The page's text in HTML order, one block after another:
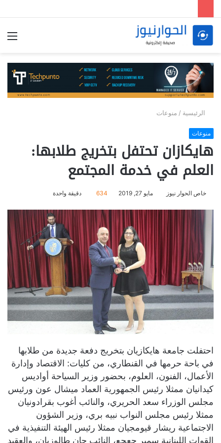
الرئيسية / منوعات
منوعات
هايكازان تحتفل بتخريج طلابها:
العلم في خدمة المجتمع
خاص الحوار نيوز مايو 27, 2019 634 دقيقة واحدة
احتفلت جامعة هايكازيان بتخريج دفعة جديدة من طلابها
في باحة حرمها في القنطاري، من كليات: الاقتصاد وإدارة
الأعمال، الفنون، العلوم، بحضور وزير السياحة أواديس
كيدانيان ممثلا رئيس الجمهورية العماد ميشال عون ورئيس
مجلس الوزراء سعد الحريري، والنائب أغوب بقرادونيان
ممثلا رئيس مجلس النواب نبيه بري، وزير الشؤون
الاجتماعية ريشار قيومجيان ممثلا رئيس الهيئة التنفيذية في
القوات اللبنانية سمير جعجع، النائب جان طالوزيان، والعقيد